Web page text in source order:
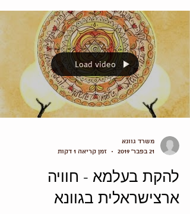
Load video
משרד גוונא
21 בפבר׳ 2019
זמן קריאה 1 דקות
להקת בעלמא - חוויה
ארצישראלית בגוונא